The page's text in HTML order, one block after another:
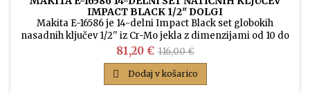
IMPACT BLACK 1/2" DOLGI
Makita E-16586 je 14-delni Impact Black set globokih
nasadnih ključev 1/2'' iz Cr-Mo jekla z dimenzijami od 10 do
32 mm za profesionalne udarne vijačnike.
Cena
81,20 € Običajna
cena
116,00 €
 Dodaj v košarico